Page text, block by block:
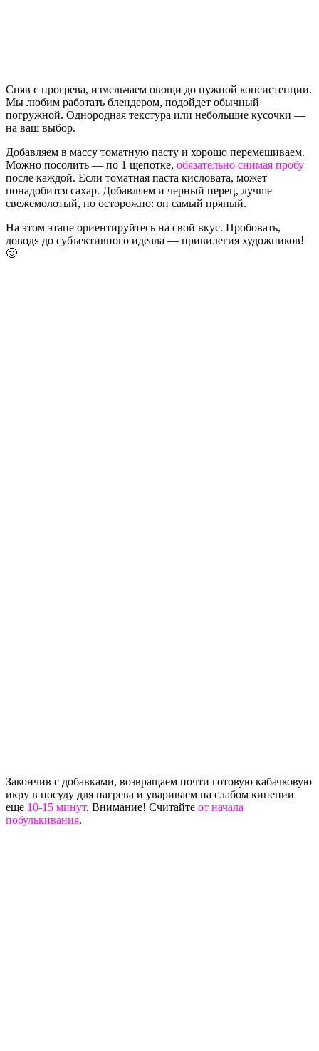
Сняв с прогрева, измельчаем овощи до нужной консистенции.
Мы любим работать блендером, подойдет обычный
погружной. Однородная текстура или небольшие кусочки —
на ваш выбор.
Добавляем в массу томатную пасту и хорошо перемешиваем.
Можно посолить — по 1 щепотке, обязательно снимая пробу
после каждой. Если томатная паста кисловата, может
понадобится сахар. Добавляем и черный перец, лучше
свежемолотый, но осторожно: он самый пряный.
На этом этапе ориентируйтесь на свой вкус. Пробовать,
доводя до субъективного идеала — привилегия художников!
🙂
Закончив с добавками, возвращаем почти готовую кабачковую
икру в посуду для нагрева и увариваем на слабом кипении
еще 10-15 минут. Внимание! Считайте от начала
побулькивания.